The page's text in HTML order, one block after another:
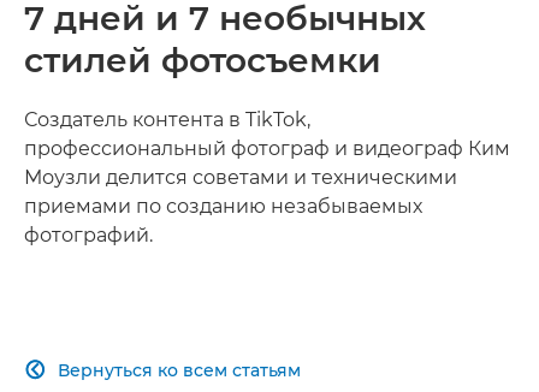
7 дней и 7 необычных
стилей фотосъемки
Создатель контента в TikTok,
профессиональный фотограф и видеограф Ким
Моузли делится советами и техническими
приемами по созданию незабываемых
фотографий.
Вернуться ко всем статьям
